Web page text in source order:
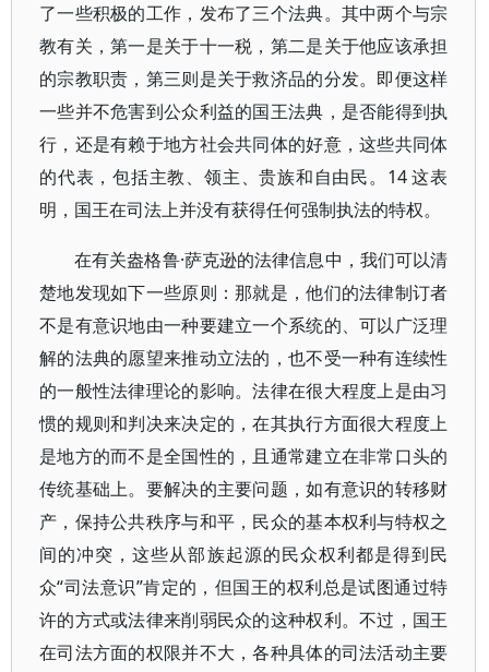
了一些积极的工作，发布了三个法典。其中两个与宗
教有关，第一是关于十一税，第二是关于他应该承担
的宗教职责，第三则是关于救济品的分发。即便这样
一些并不危害到公众利益的国王法典，是否能得到执
行，还是有赖于地方社会共同体的好意，这些共同体
的代表，包括主教、领主、贵族和自由民。14 这表
明，国王在司法上并没有获得任何强制执法的特权。
在有关盎格鲁·萨克逊的法律信息中，我们可以清
楚地发现如下一些原则：那就是，他们的法律制订者
不是有意识地由一种要建立一个系统的、可以广泛理
解的法典的愿望来推动立法的，也不受一种有连续性
的一般性法律理论的影响。法律在很大程度上是由习
惯的规则和判决来决定的，在其执行方面很大程度上
是地方的而不是全国性的，且通常建立在非常口头的
传统基础上。要解决的主要问题，如有意识的转移财
产，保持公共秩序与和平，民众的基本权利与特权之
间的冲突，这些从部族起源的民众权利都是得到民
众“司法意识”肯定的，但国王的权利总是试图通过特
许的方式或法律来削弱民众的这种权利。不过，国王
在司法方面的权限并不大，各种具体的司法活动主要